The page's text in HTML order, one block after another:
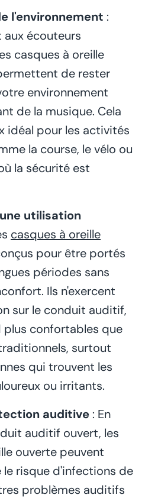
l'environnement :
écouteurs
casques à oreille
de rester
environnement
de la musique. Cela
idéal pour les activités
la course, le vélo ou
la sécurité est
utilisation
casques à oreille
pour être portés
périodes sans
Ils n'exercent
sur le conduit auditif,
plus confortables que
surtout
qui trouvent les
ou irritants.
auditive : En
auditif ouvert, les
ouverte peuvent
le risque d'infections de
problèmes auditifs